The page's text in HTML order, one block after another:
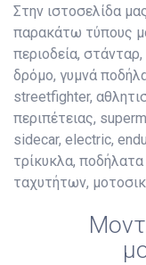
Στην ιστοσελίδα
παρακάτω τύπους
περιοδεία,
δρόμο, γυμνά
streetfighter,
περιπέτειας,
sidecar, electric,
τρίκυκλα,
ταχυτήτων,